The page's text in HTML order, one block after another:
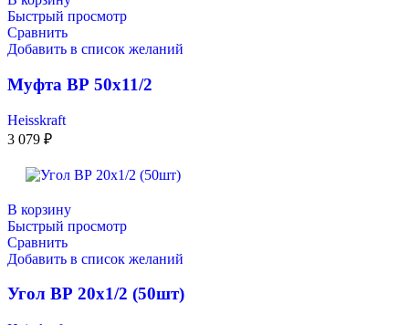
Быстрый просмотр
Сравнить
Добавить в список желаний
Муфта ВР 50х11/2
Heisskraft
3 079 ₽
В корзину
Быстрый просмотр
Сравнить
Добавить в список желаний
Угол ВР 20х1/2 (50шт)